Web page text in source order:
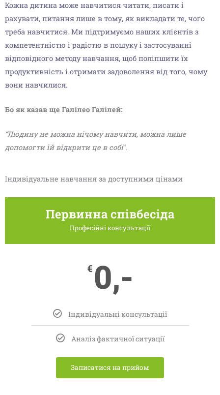
Кожна дитина може навчитися читати, писати і
рахувати, питання лише в тому, як викладати те, чого
треба навчитися. Ми підтримуємо наших клієнтів з
компетентністю і радістю в пошуку і застосуванні
відповідного методу навчання, щоб поліпшити їх
продуктивність і отримати задоволення від того, чому
вони навчилися.
Бо як казав ще Галілео Галілей:
“Людину не можна нічому навчити, можна лише
допомогти їй відкрити це в собі“.
Індивідуальне навчання за доступними цінами
Первинна співбесіда
Професійні консультації
€ 0,-
Індивідуальні консультації
Аналіз фактичної ситуації
Записатися на прийом